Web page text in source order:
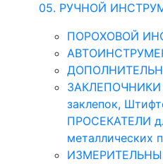
05. РУЧНОЙ
ПОРОХОВОЙ
ЗАКЛЕПОЧНИКИ
заклепок,
ПРОСЕКАТЕЛИ
металлических